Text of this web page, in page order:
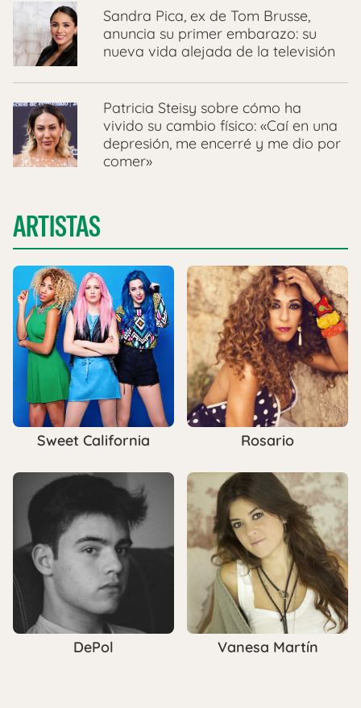
Sandra Pica, ex de Tom Brusse,
anuncia su primer embarazo: su
nueva vida alejada de la televisión
Patricia Steisy sobre cómo ha
vivido su cambio físico: «Caí en una
depresión, me encerré y me dio por
comer»
ARTISTAS
Sweet California Rosario
DePol Vanesa Martín